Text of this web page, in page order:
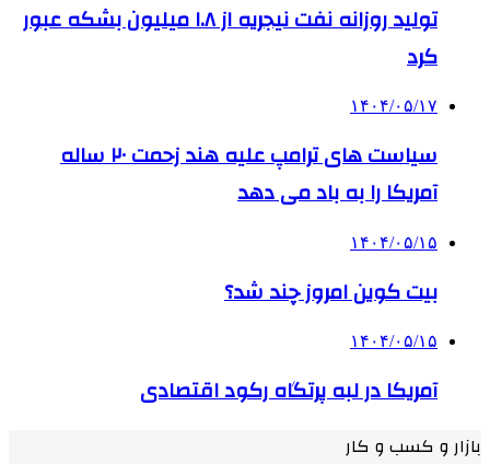
تولید روزانه نفت نیجریه از ۱.۸ میلیون بشکه عبور
کرد
۱۴۰۴/۰۵/۱۷
سیاست های ترامپ علیه هند زحمت ۲۰ ساله
آمریکا را به باد می دهد
۱۴۰۴/۰۵/۱۵
بیت کوین امروز چند شد؟
۱۴۰۴/۰۵/۱۵
آمریکا در لبه پرتگاه رکود اقتصادی
بازار و کسب و کار